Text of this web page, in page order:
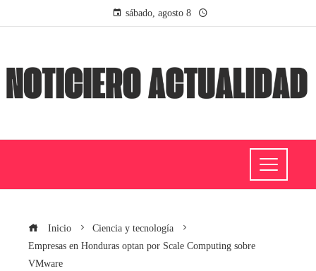
sábado, agosto 8
Inicio
Ciencia y tecnología
Empresas en Honduras optan por Scale Computing sobre
VMware